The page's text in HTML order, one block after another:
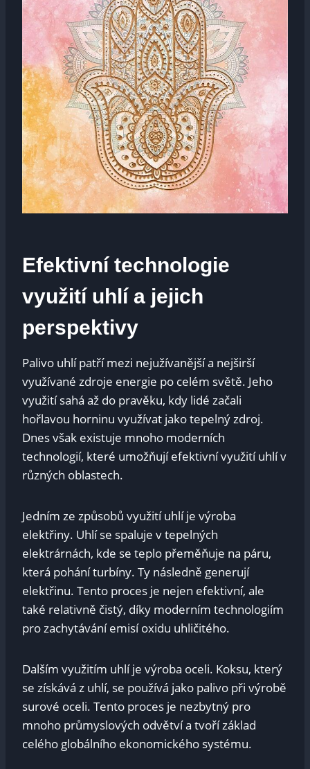
Efektivní technologie
využití uhlí a jejich
perspektivy
Palivo uhlí patří mezi nejužívanější a nejširší
využívané zdroje energie po celém světě. Jeho
využití sahá až do pravěku, kdy lidé začali
hořlavou horninu využívat jako tepelný zdroj.
Dnes však existuje mnoho moderních
technologií, které umožňují efektivní využití uhlí v
různých oblastech.
Jedním ze způsobů využití uhlí je výroba
elektřiny. Uhlí se spaluje v tepelných
elektrárnách, kde se teplo přeměňuje na páru,
která pohání turbíny. Ty následně generují
elektřinu. Tento proces je nejen efektivní, ale
také relativně čistý, díky moderním technologiím
pro zachytávání emisí oxidu uhličitého.
Dalším využitím uhlí je výroba oceli. Koksu, který
se získává z uhlí, se používá jako palivo při výrobě
surové oceli. Tento proces je nezbytný pro
mnoho průmyslových odvětví a tvoří základ
celého globálního ekonomického systému.